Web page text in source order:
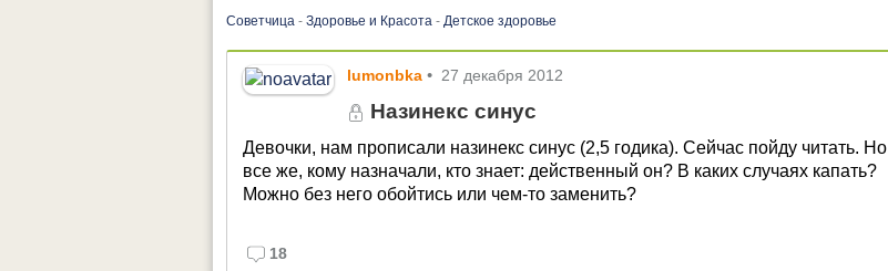
Советчица - Здоровье и Красота - Детское здоровье
lumonbka • 27 декабря 2012
Назинекс синус
Девочки, нам прописали назинекс синус (2,5 годика). Сейчас пойду читать. Но
все же, кому назначали, кто знает: действенный он? В каких случаях капать?
Можно без него обойтись или чем-то заменить?
18